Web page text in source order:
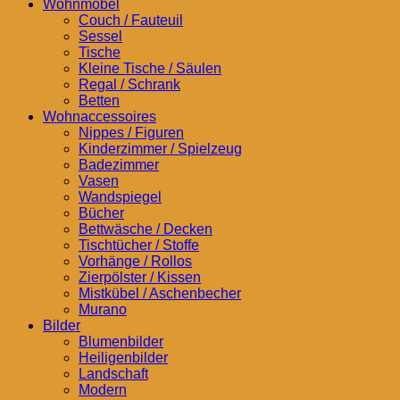
Wohnmöbel
Couch / Fauteuil
Sessel
Tische
Kleine Tische / Säulen
Regal / Schrank
Betten
Wohnaccessoires
Nippes / Figuren
Kinderzimmer / Spielzeug
Badezimmer
Vasen
Wandspiegel
Bücher
Bettwäsche / Decken
Tischtücher / Stoffe
Vorhänge / Rollos
Zierpölster / Kissen
Mistkübel / Aschenbecher
Murano
Bilder
Blumenbilder
Heiligenbilder
Landschaft
Modern